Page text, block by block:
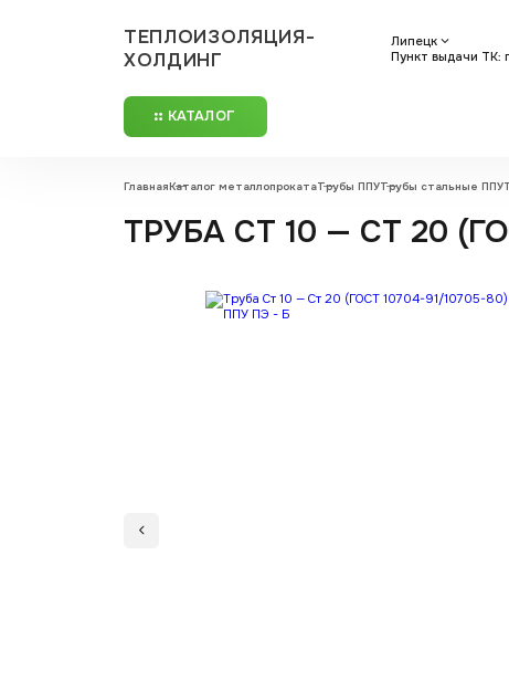
ТЕПЛОИЗОЛЯЦИЯ-
ХОЛДИНГ
Липецк
Пункт выдачи ТК:
КАТАЛОГ
ГлавнаяКаталог металлопрокатаТрубы ППУТрубы стальные ППУ
ТРУБА СТ 10 — СТ 20